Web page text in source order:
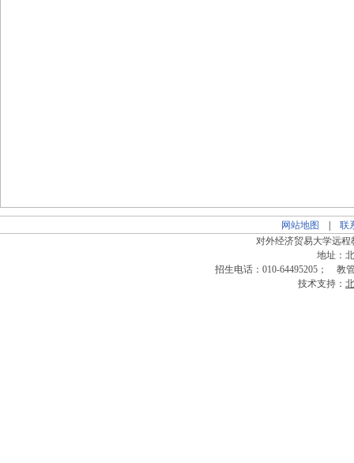
网站地图
联
对外经济贸易大学远
地址：
招生电话：010-64495205； 教
技术支持：